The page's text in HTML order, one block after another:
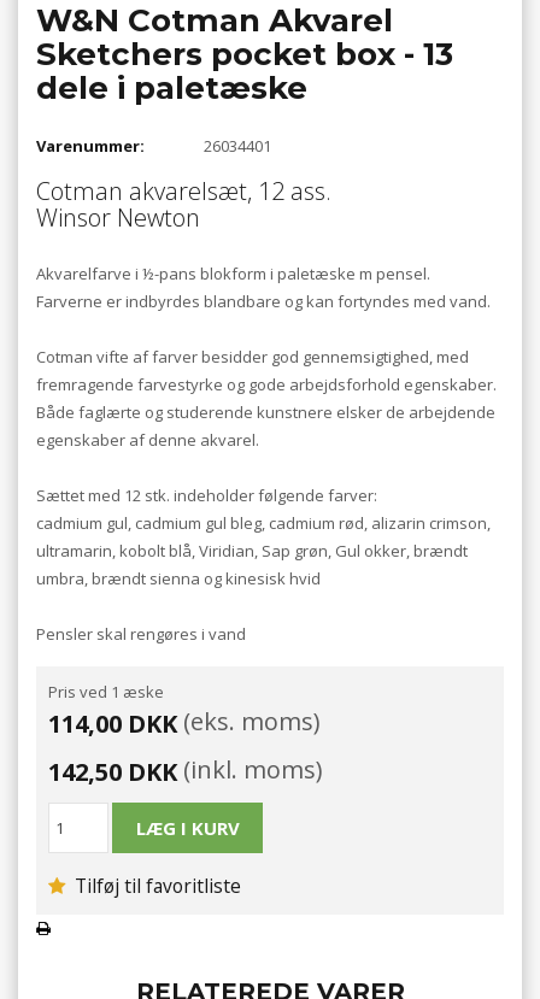
W&N Cotman Akvarel
Sketchers pocket box - 13
dele i paletæske
Varenummer: 26034401
Cotman akvarelsæt, 12 ass.
Winsor Newton
Akvarelfarve i ½-pans blokform i paletæske m pensel.
Farverne er indbyrdes blandbare og kan fortyndes med vand.
Cotman vifte af farver besidder god gennemsigtighed, med
fremragende farvestyrke og gode arbejdsforhold egenskaber.
Både faglærte og studerende kunstnere elsker de arbejdende
egenskaber af denne akvarel.
Sættet med 12 stk. indeholder følgende farver:
cadmium gul, cadmium gul bleg, cadmium rød, alizarin crimson,
ultramarin, kobolt blå, Viridian, Sap grøn, Gul okker, brændt
umbra, brændt sienna og kinesisk hvid
Pensler skal rengøres i vand
Pris ved 1 æske
114,00 DKK(eks. moms)
142,50 DKK(inkl. moms)
Tilføj til favoritliste
RELATEREDE VARER